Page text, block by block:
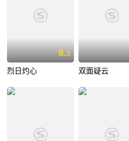
8.3
烈日灼心 双面疑云